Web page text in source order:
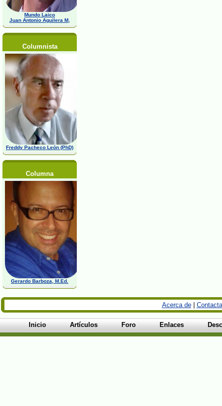
Mundo Laico
Juan Antonio Aguilera M,
Columnista
Freddy Pacheco León (PhD)
Columna
Gerardo Barboza, M.Ed.
Acerca de|
Inicio Artículos Foro Enlaces